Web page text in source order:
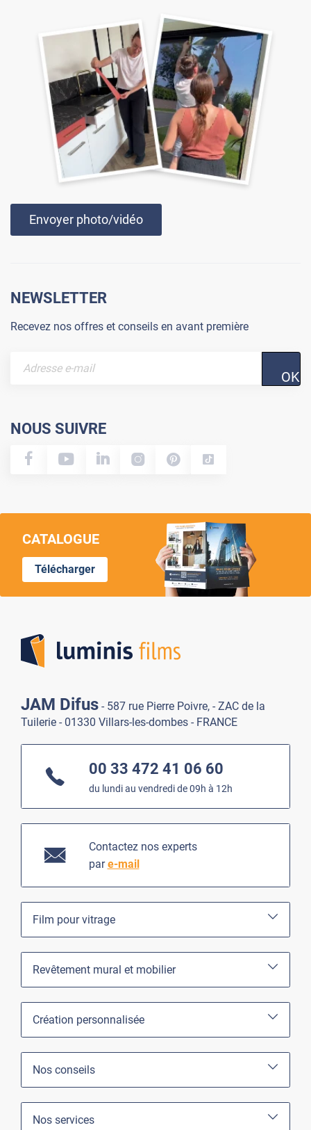
Envoyer photo/vidéo
NEWSLETTER
Recevez nos offres et conseils en avant première
OK
NOUS SUIVRE
CATALOGUE
Télécharger
JAM Difus - 587 rue Pierre Poivre, - ZAC de la
Tuilerie - 01330 Villars-les-dombes - FRANCE
00 33 472 41 06 60
du lundi au vendredi de 09h à 12h
Contactez nos experts
pare-mail
Film pour vitrage
Revêtement mural et mobilier
Création personnalisée
Nos conseils
Nos services